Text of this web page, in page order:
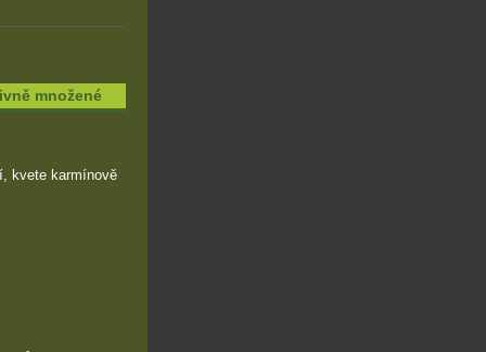
množené
kvete karmínově